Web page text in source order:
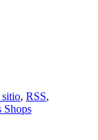
sitio, RSS,
Shops